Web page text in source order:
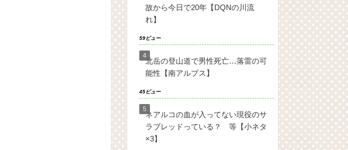
故から今日で20年【DQNの川流
れ】
59ビュー
北岳の登山道で男性死亡…落雷の可
能性【南アルプス】
45ビュー
ネアルコの血が入ってない現役のサ
ラブレッドっている？ 等【小ネタ
×3】